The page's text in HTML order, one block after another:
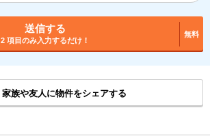
送信する
2 項目のみ入力するだけ！
無料
家族や友人に物件をシェアする